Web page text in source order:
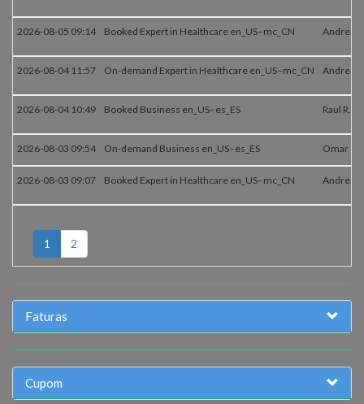
2026-08-05 09:14 Booked Expert in Healthcare en_US–mc_CN Andrea
2026-08-04 11:57 On-demand Expert in Healthcare en_US–mc_CN Andrea
2026-08-04 10:49 Booked Business en_US–es_ES Raul R.
2026-08-03 09:54 On-demand Business en_US–es_ES Omar G.
2026-08-03 09:07 Booked Expert in Healthcare en_US–mc_CN Andrea
1 2
Faturas
Cupom